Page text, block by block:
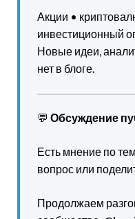
Акции •
инвестиционный
Новые идеи,
нет в блоге.
💬 Обсуждение
Есть мнение по
вопрос или
Продолжаем